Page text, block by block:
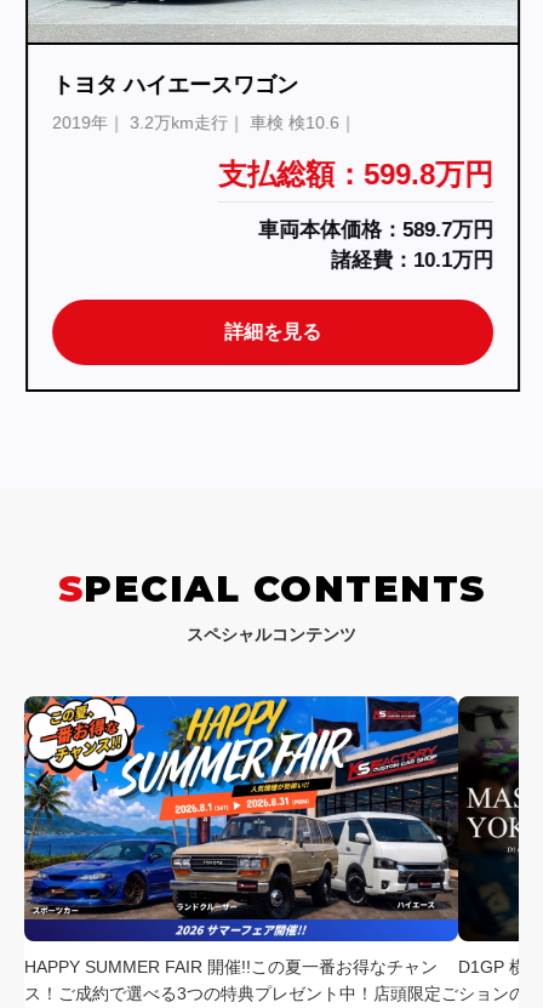
トヨタ ハイエースワゴン
2019年 3.2万km走行 車検 検10.6
支払総額：599.8万円
車両本体価格：589.7万円
諸経費：10.1万円
詳細を見る
SPECIAL CONTENTS
スペシャルコンテンツ
HAPPY SUMMER FAIR 開催!!この夏一番お得なチャン
ス！ご成約で選べる3つの特典プレゼント中！店頭限定ご
D1GP 横
ションの